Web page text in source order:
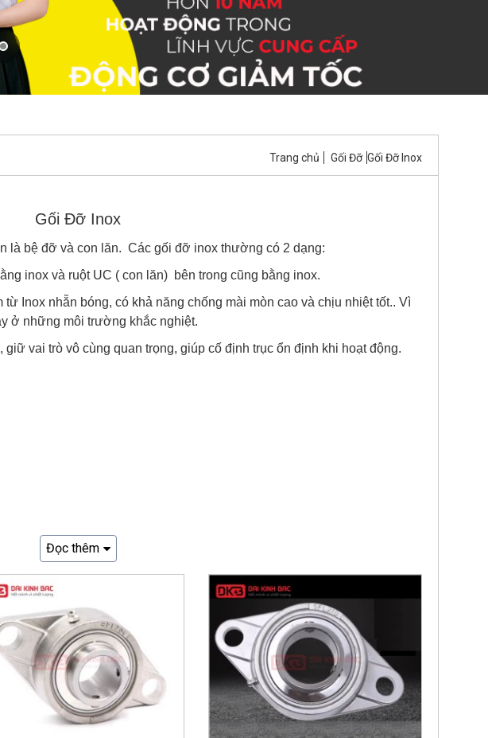
Trang chủ Gối Đỡ Gối Đỡ Inox
Gối Đỡ Inox
là bệ đỡ và con lăn. Các gối đỡ inox thường có 2 dạng:
inox và ruột UC ( con lăn) bên trong cũng bằng inox.
Inox nhẵn bóng, có khả năng chống mài mòn cao và chịu nhiệt tốt.. Vì
ở những môi trường khắc nghiệt.
giữ vai trò vô cùng quan trọng, giúp cố định trục ổn định khi hoạt động.
Đọc thêm